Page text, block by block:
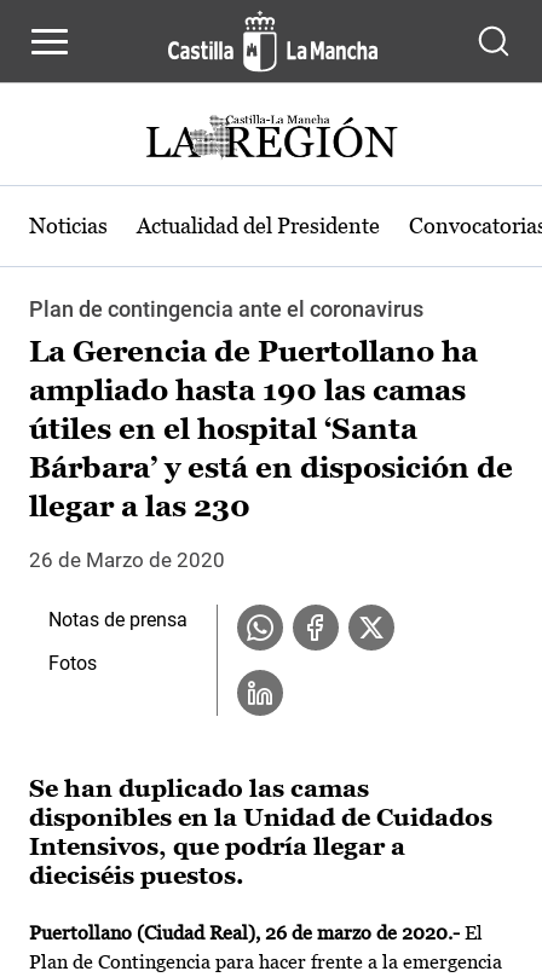
Noticias Actualidad del Presidente
Plan de contingencia ante el coronavirus
La Gerencia de Puertollano ha
ampliado hasta 190 las camas
útiles en el hospital ‘Santa
Bárbara’ y está en disposición de
llegar a las 230
26 de Marzo de 2020
Se han duplicado las camas
disponibles en la Unidad de Cuidados
Intensivos, que podría llegar a
dieciséis puestos.
Puertollano (Ciudad Real), 26 de marzo de 2020.- El
Plan de Contingencia para hacer frente a la emergencia
Notas de prensa
Fotos